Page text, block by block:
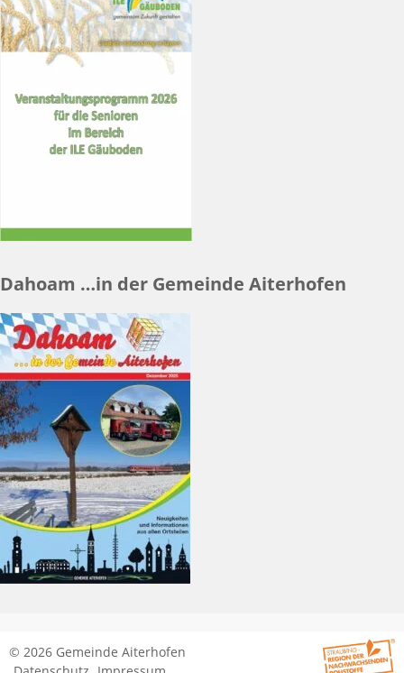
Dahoam …in der Gemeinde Aiterhofen
© 2026 Gemeinde Aiterhofen